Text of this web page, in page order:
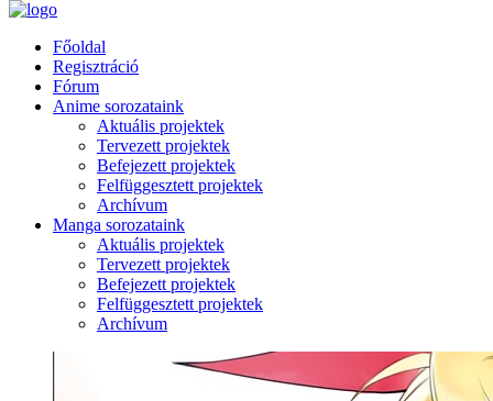
Főoldal
Regisztráció
Fórum
Anime sorozataink
Aktuális projektek
Tervezett projektek
Befejezett projektek
Felfüggesztett projektek
Archívum
Manga sorozataink
Aktuális projektek
Tervezett projektek
Befejezett projektek
Felfüggesztett projektek
Archívum